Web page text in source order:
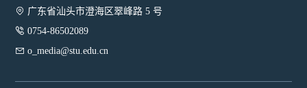
 广东省汕头市澄海区翠峰路 5 号
 0754-86502089
 o_media@stu.edu.cn